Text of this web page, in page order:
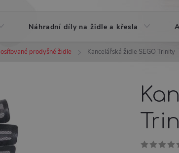
Náhradní díly na židle a křesla
prodyšné židle Kancelářská židle SEGO Trinity